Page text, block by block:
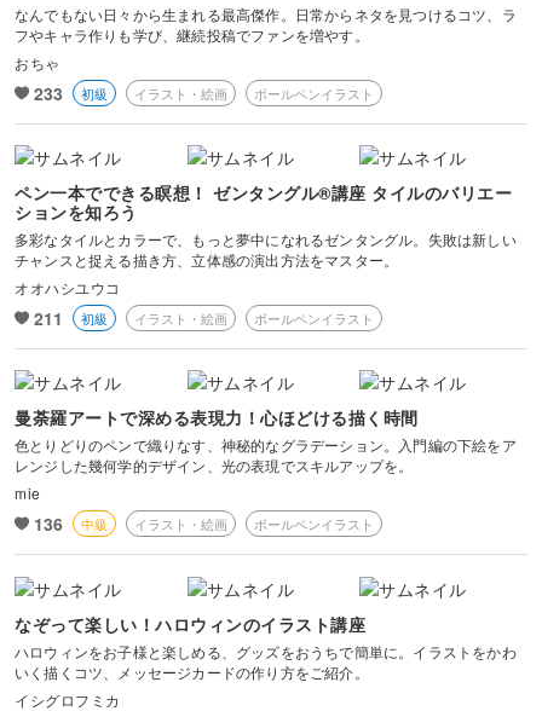
なんでもない日々から生まれる最高傑作。日常からネタを見つけるコツ、ラ
フやキャラ作りも学び、継続投稿でファンを増やす。
おちゃ
233 初級 イラスト・絵画 ボールペンイラスト
ペン一本でできる瞑想！ ゼンタングル®講座 タイルのバリエー
ションを知ろう
多彩なタイルとカラーで、もっと夢中になれるゼンタングル。失敗は新しい
チャンスと捉える描き方、立体感の演出方法をマスター。
オオハシユウコ
211 初級 イラスト・絵画 ボールペンイラスト
曼荼羅アートで深める表現力！心ほどける描く時間
色とりどりのペンで織りなす、神秘的なグラデーション。入門編の下絵をア
レンジした幾何学的デザイン、光の表現でスキルアップを。
mie
136 中級 イラスト・絵画 ボールペンイラスト
なぞって楽しい！ハロウィンのイラスト講座
ハロウィンをお子様と楽しめる、グッズをおうちで簡単に。イラストをかわ
いく描くコツ、メッセージカードの作り方をご紹介。
イシグロフミカ